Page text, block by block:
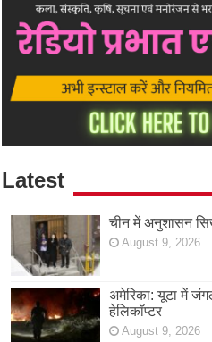
Latest
चीन में अनुशासन
August 9, 2026
अमेरिका: यूटा में
हेलिकॉप्टर
August 9, 2026